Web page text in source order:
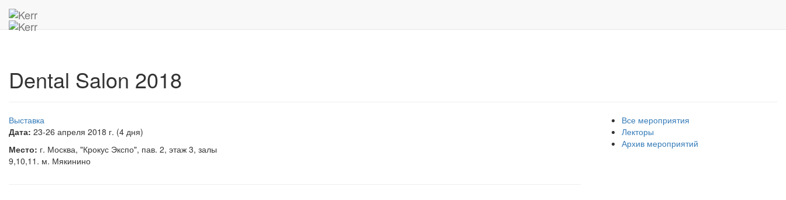
Главная
Dental Salon 2018
Выставка
Дата: 23-26 апреля 2018 г. (4 дня)
Место: г. Москва, "Крокус Экспо", пав. 2, этаж 3, залы
9,10,11. м. Мякинино
Все мероприятия
Лекторы
Архив мероприятий